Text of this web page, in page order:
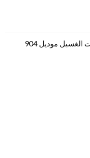
ماكينة تعبئة المساحيق وتعبئة منظفات الغسيل موديل 904